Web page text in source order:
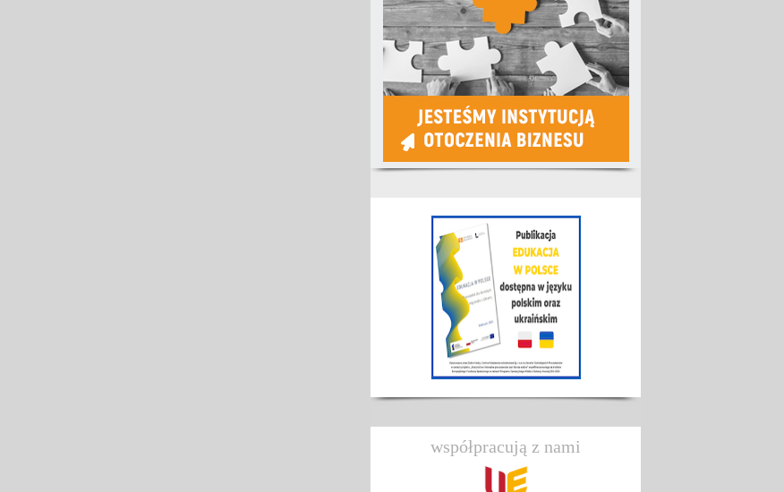
współpracują z nami